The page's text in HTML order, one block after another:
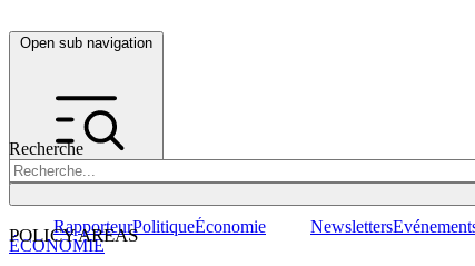
Open sub navigation
Recherche
POLICY AREAS
RapporteurPolitiqueÉconomie Newsletters
ÉCONOMIE